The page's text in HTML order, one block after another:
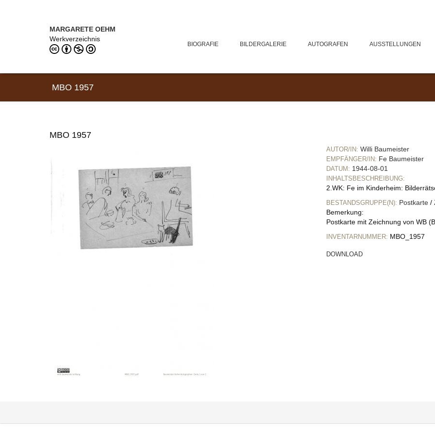
MARGARETE OEHM
Werkverzeichnis
BIOGRAFIE BILDERGALERIE AUTOGRAFEN AUSSTELLUNGEN
MBO 1957
MBO 1957
AUTOR/IN: Willi Baumeister
EMPFÄNGER/IN: Fe Baumeister
DATUM: 1944-08-01
INHALTSBESCHREIBUNG:
2.WK: Fe im Kinderheim:
BESTANDSGRUPPE(N): Postkarte /
Bemerkung:
Postkarte mit Zeichnung von WB
INVENTARNUMMER: MBO_1957
DOWNLOAD